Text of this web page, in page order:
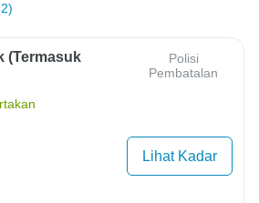
(Termasuk
Polisi
Pembatalan
Lihat Kadar